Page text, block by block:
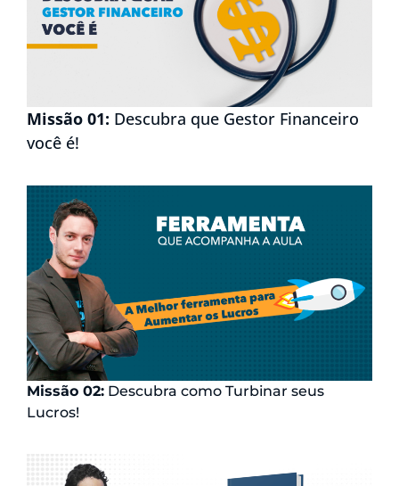
Missão 01: Descubra que Gestor Financeiro
você é!
Missão 02: Descubra como Turbinar seus
Lucros!